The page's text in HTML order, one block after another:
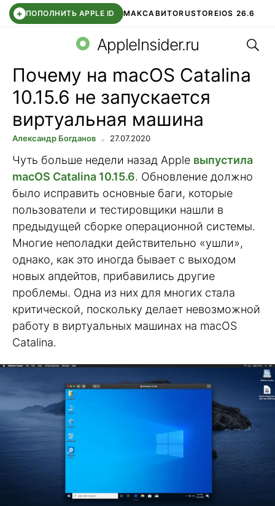
+ ПОПОЛНИТЬ APPLE ID МАКСАВИТОRUSTOREIOS 26.6
СБЕР КИДС ВТБ ОНЛАЙН ЧАТ В ROBLOX
AppleInsider.ru
Почему на macOS Catalina
10.15.6 не запускается
виртуальная машина
Александр Богданов 27.07.2020
Чуть больше недели назад Apple выпустила
macOS Catalina 10.15.6. Обновление должно
было исправить основные баги, которые
пользователи и тестировщики нашли в
предыдущей сборке операционной системы.
Многие неполадки действительно «ушли»,
однако, как это иногда бывает с выходом
новых апдейтов, прибавились другие
проблемы. Одна из них для многих стала
критической, поскольку делает невозможной
работу в виртуальных машинах на macOS
Catalina.